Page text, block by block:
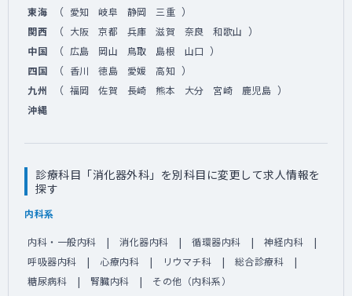
東海 （ 愛知 岐阜 静岡 三重 ）
関西 （ 大阪 京都 兵庫 滋賀 奈良 和歌山 ）
中国 （ 広島 岡山 鳥取 島根 山口 ）
四国 （ 香川 徳島 愛媛 高知 ）
九州 （ 福岡 佐賀 長崎 熊本 大分 宮崎 鹿児島 ）
沖縄
診療科目「消化器外科」を別科目に変更して求人情報を
探す
内科系
内科・一般内科 消化器内科 循環器内科
神経内科
呼吸器内科
心療内科 リウマチ科
総合診療科
糖尿病科
腎臓内科 その他（内科系）